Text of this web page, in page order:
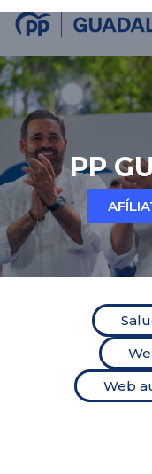
Ir
contenido
PP
Web